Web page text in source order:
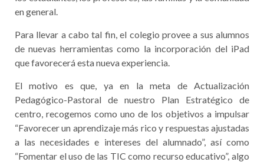
en general.
Para llevar a cabo tal fin, el colegio provee a sus alumnos
de nuevas herramientas como la incorporación del iPad
que favorecerá esta nueva experiencia.
El motivo es que, ya en la meta de Actualización
Pedagógico-Pastoral de nuestro Plan Estratégico de
centro, recogemos como uno de los objetivos a impulsar
“Favorecer un aprendizaje más rico y respuestas ajustadas
a las necesidades e intereses del alumnado”, así como
“Fomentar el uso de las TIC como recurso educativo”, algo